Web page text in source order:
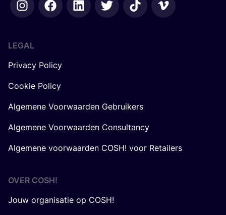
LEGAL
Privacy Policy
Cookie Policy
Algemene Voorwaarden Gebruikers
Algemene Voorwaarden Consultancy
Algemene voorwaarden COSH! voor Retailers
OVER COSH!
Jouw organisatie op COSH!